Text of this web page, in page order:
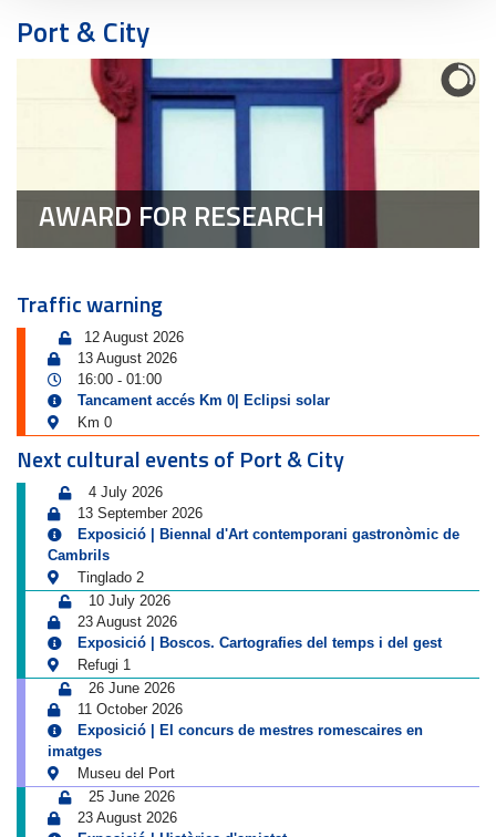
Port & City
AWARD FOR RESEARCH
Traffic warning
12 August 2026
13 August 2026
16:00 - 01:00
Tancament accés Km 0| Eclipsi solar
Km 0
Next cultural events of Port & City
4 July 2026
13 September 2026
Exposició | Biennal d'Art contemporani gastronòmic de
Cambrils
Tinglado 2
10 July 2026
23 August 2026
Exposició | Boscos. Cartografies del temps i del gest
Refugi 1
26 June 2026
11 October 2026
Exposició | El concurs de mestres romescaires en
imatges
Museu del Port
25 June 2026
23 August 2026